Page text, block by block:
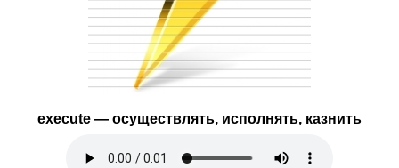
execute — осуществлять, исполнять, казнить